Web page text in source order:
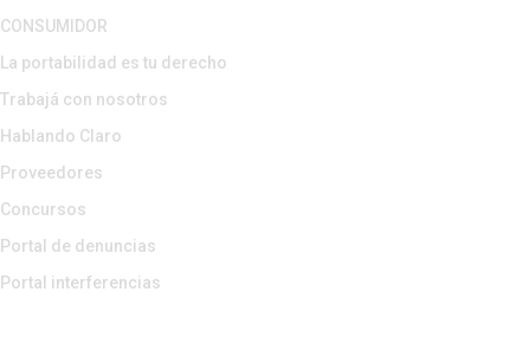
CONSUMIDOR
La portabilidad es tu derecho
Trabajá con nosotros
Hablando Claro
Proveedores
Concursos
Portal de denuncias
Portal interferencias